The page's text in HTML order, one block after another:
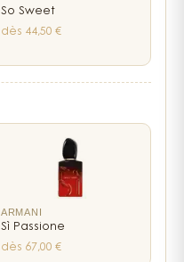
So Sweet
dès 44,50 €
ARMANI
Sì Passione
dès 67,00 €